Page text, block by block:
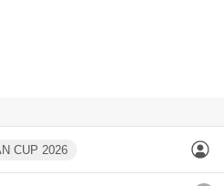
CUP 2026